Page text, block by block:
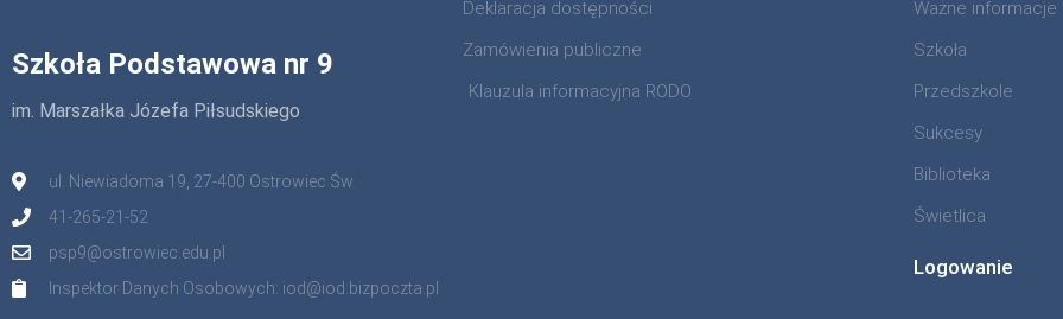
Szkoła Podstawowa nr 9
im. Marszałka Józefa Piłsudskiego
ul. Niewiadoma 19, 27-400 Ostrowiec Św.
41-265-21-52
psp9@ostrowiec.edu.pl
Inspektor Danych Osobowych: iod@iod.bizpoczta.pl
Deklaracja dostępności
Zamówienia publiczne
Klauzula informacyjna RODO
Ważne informacje
Szkoła
Przedszkole
Sukcesy
Biblioteka
Świetlica
Logowanie